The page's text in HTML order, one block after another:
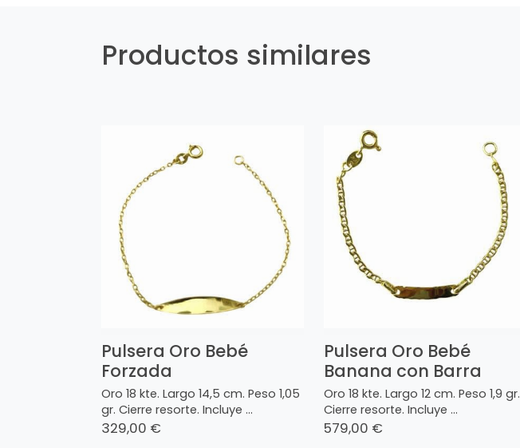
Productos similares
Pulsera Oro Bebé
Forzada
Oro 18 kte. Largo 14,5 cm. Peso 1,05
gr. Cierre resorte. Incluye ...
329,00 €
Pulsera Oro Bebé
Banana con Barra
Oro 18 kte. Largo 12 cm. Peso 1,9 gr.
Cierre resorte. Incluye ...
579,00 €